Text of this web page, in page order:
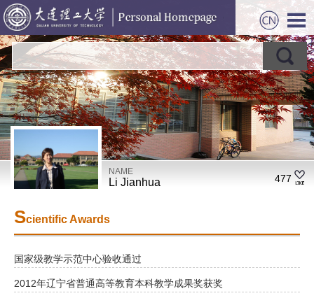
NAME
Li Jianhua 477
Scientific Awards
国家级教学示范中心验收通过
2012年辽宁省普通高等教育本科教学成果奖获奖